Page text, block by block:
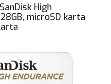
High
microSD karta